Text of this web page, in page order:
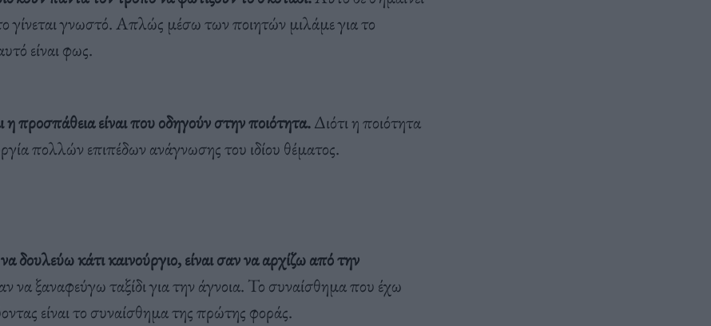
γίνεται γνωστό. Απλώς μέσω των ποιητών μιλάμε για το
είναι φως.
προσπάθεια είναι που οδηγούν στην ποιότητα.Διότι η ποιότητα
πολλών επιπέδων ανάγνωσης του ιδίου θέματος.
δουλεύω κάτι καινούργιο, είναι σαν να αρχίζω από την
να ξαναφεύγω ταξίδι για την άγνοια. Το συναίσθημα που έχω
είναι το συναίσθημα της πρώτης φοράς.